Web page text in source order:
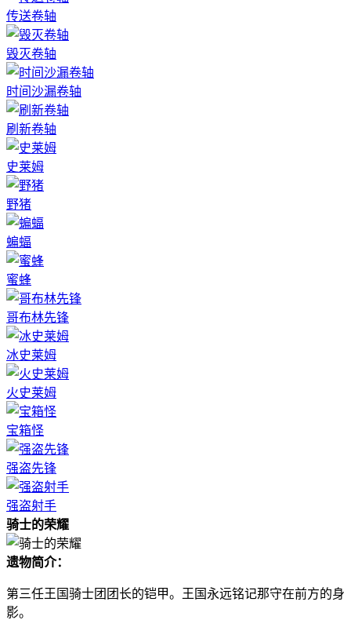
传送卷轴
毁灭卷轴
时间沙漏卷轴
刷新卷轴
史莱姆
野猪
蝙蝠
蜜蜂
哥布林先锋
冰史莱姆
火史莱姆
宝箱怪
强盗先锋
强盗射手
骑士的荣耀
遗物简介：
第三任王国骑士团团长的铠甲。王国永远铭记那守在前方的身
影。